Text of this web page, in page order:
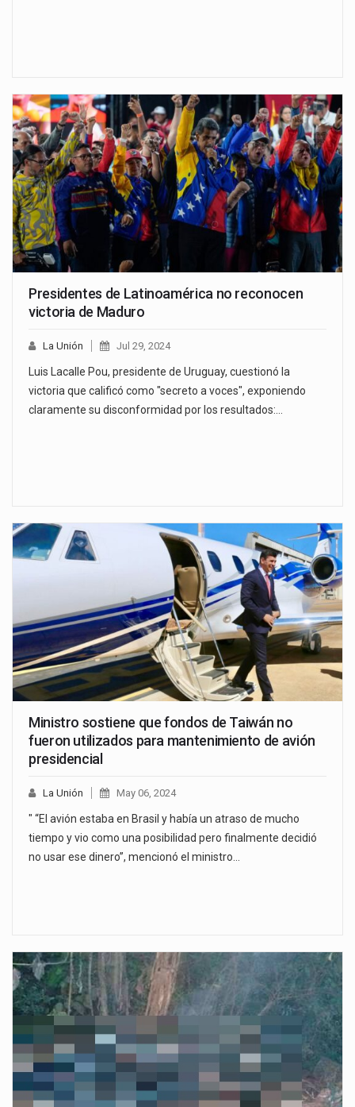
Presidentes de Latinoamérica no reconocen
victoria de Maduro
La Unión Jul 29, 2024
Luis Lacalle Pou, presidente de Uruguay, cuestionó la
victoria que calificó como "secreto a voces", exponiendo
claramente su disconformidad por los resultados:…
Ministro sostiene que fondos de Taiwán no
fueron utilizados para mantenimiento de avión
presidencial
La Unión May 06, 2024
" “El avión estaba en Brasil y había un atraso de mucho
tiempo y vio como una posibilidad pero finalmente decidió
no usar ese dinero”, mencionó el ministro…